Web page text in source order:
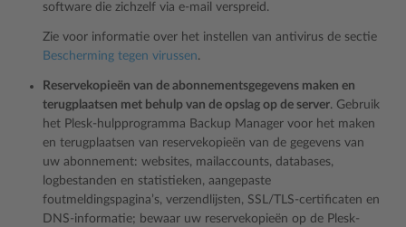
software die zichzelf via e-mail verspreid.
Zie voor informatie over het instellen van antivirus de sectie
Bescherming tegen virussen.
Reservekopieën van de abonnementsgegevens maken en
terugplaatsen met behulp van de opslag op de server. Gebruik
het Plesk-hulpprogramma Backup Manager voor het maken
en terugplaatsen van reservekopieën van de gegevens van
uw abonnement: websites, mailaccounts, databases,
logbestanden en statistieken, aangepaste
foutmeldingspagina’s, verzendlijsten, SSL/TLS-certificaten en
DNS-informatie; bewaar uw reservekopieën op de Plesk-